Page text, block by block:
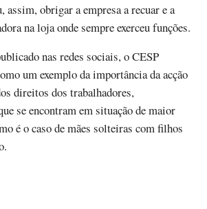
assim, obrigar a empresa a recuar e a
na loja onde sempre exerceu funções.
nas redes sociais, o CESP
um exemplo da importância da acção
direitos dos trabalhadores,
se encontram em situação de maior
é o caso de mães solteiras com filhos